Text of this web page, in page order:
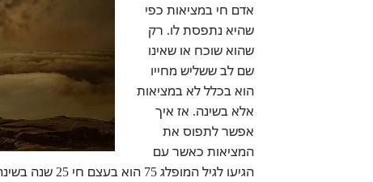
אדם חי במציאות כפי
שהיא נתפסת לו. רק
שהוא שוכח או שאינו
שם לב ששליש מחייו
הוא בכלל לא במציאות
אלא בשינה. אז איך
אפשר לתפוס את
המציאות כאשר עם
הגיעו לגיל